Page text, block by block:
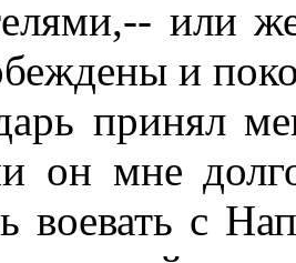
или
и
принял
он мне
воевать с